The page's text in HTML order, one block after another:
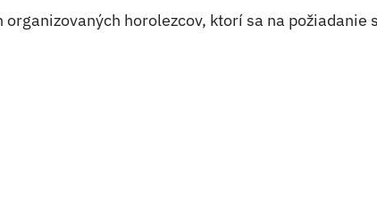
horolezcov, ktorí sa na